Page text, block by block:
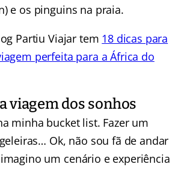
e os pinguins na praia.
Partiu Viajar tem 18 dicas para
perfeita para a África do
viagem dos sonhos
minha bucket list. Fazer um
Ok, não sou fã de andar
um cenário e experiência